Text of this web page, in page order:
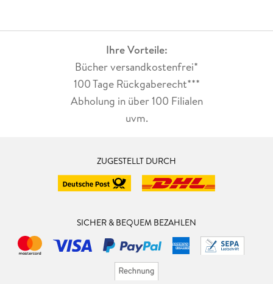
Ihre Vorteile:
Bücher versandkostenfrei*
100 Tage Rückgaberecht***
Abholung in über 100 Filialen
uvm.
ZUGESTELLT DURCH
SICHER & BEQUEM BEZAHLEN